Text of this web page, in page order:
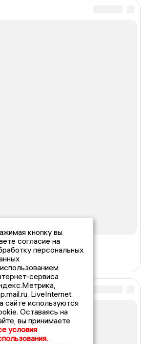
кнопку вы
согласие на
персональных
сервиса
LiveInternet.
сайте используются
Оставаясь на
вы принимаете
условия